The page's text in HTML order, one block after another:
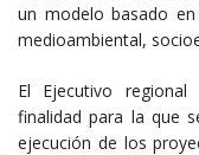
un modelo basado
medioambiental,
El Ejecutivo
finalidad para la que
ejecución de los